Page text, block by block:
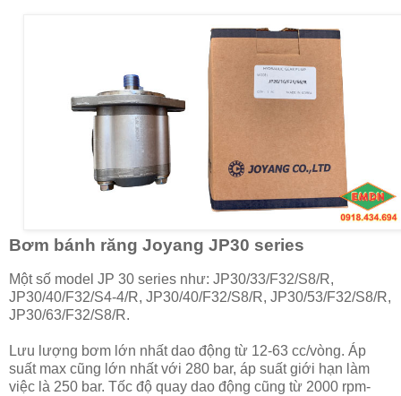
Bơm bánh răng Joyang JP30 series
Một số model JP 30 series như: JP30/33/F32/S8/R,
JP30/40/F32/S4-4/R, JP30/40/F32/S8/R, JP30/53/F32/S8/R,
JP30/63/F32/S8/R.
Lưu lượng bơm lớn nhất dao động từ 12-63 cc/vòng. Áp
suất max cũng lớn nhất với 280 bar, áp suất giới hạn làm
việc là 250 bar. Tốc độ quay dao động cũng từ 2000 rpm-